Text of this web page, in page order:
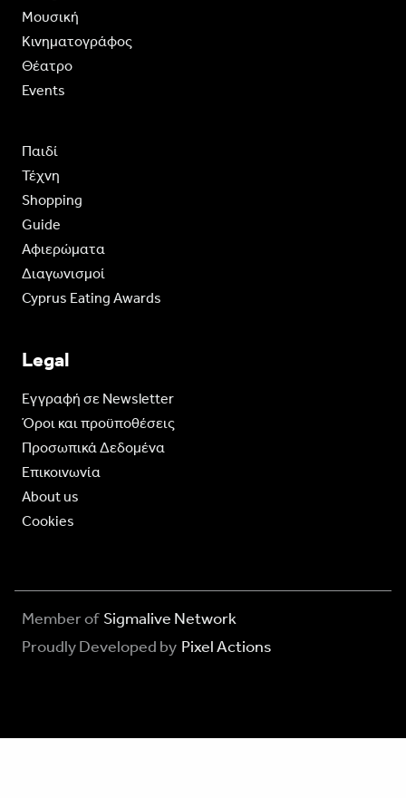
Moυσική
Κινηματογράφος
Θέατρο
Events
Παιδί
Τέχνη
Shopping
Guide
Aφιερώματα
Διαγωνισμοί
Cyprus Eating Awards
Legal
Eγγραφή σε Newsletter
Όροι και προϋποθέσεις
Προσωπικά Δεδομένα
Επικοινωνία
About us
Cookies
Member of Sigmalive Network
Proudly Developed by Pixel Actions